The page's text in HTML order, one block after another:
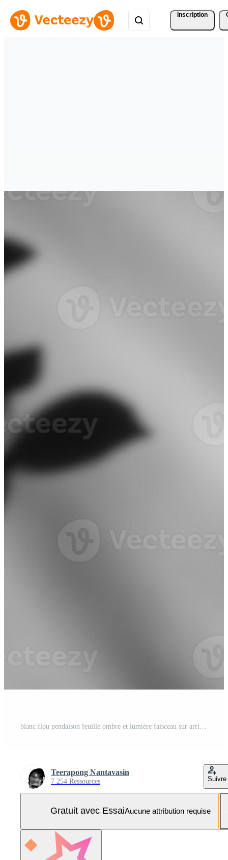
Inscription
Teerapong Nantavasin
7 254 Ressources Suivre
Gratuit avec EssaiAucune attribution requise